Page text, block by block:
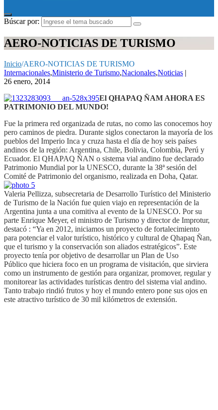
Búscar por:
AERO-NOTICIAS DE TURISMO
Inicio/AERO-NOTICIAS DE TURISMO
Internacionales,Ministerio de Turismo,Nacionales,Noticias |
26 enero, 2014
El QHAPAQ ÑAM AHORA ES
PATRIMONIO DEL MUNDO!
Fue la primera red organizada de rutas, no como las conocemos hoy
pero caminos de piedra. Durante siglos conectaron la mayoría de los
pueblos del Imperio Inca y cruza hasta el día de hoy seis países
andinos de la región: Argentina, Chile, Bolivia, Colombia, Perú y
Ecuador. El QHAPAQ ÑAN o sistema vial andino fue declarado
Patrimonio Mundial por la UNESCO, durante la 38ª sesión del
Comité de Patrimonio del organismo, realizada en Doha, Qatar.
Valeria Pellizza, subsecretaria de Desarrollo Turístico del Ministerio
de Turismo de la Nación fue quien viajo en representación de la
Argentina junta a una comitiva al evento de la UNESCO. Por su
parte Enrique Meyer, el ministro de Turismo y director de Improtur,
destacó : “Ya en 2012, iniciamos un proyecto de fortalecimiento
para potenciar el valor turístico, histórico y cultural de Qhapaq Ñan,
que el turismo y la conservación son aliados estratégicos”. Este
proyecto tenía por objetivo de desarrollar un Plan de Uso
Público que hiciera foco en un programa de visitación, que sirviera
como un instrumento de gestión para organizar, promover, regular y
monitorear las actividades turísticas dentro del sistema vial andino.
Tanto trabajo rindió frutos y hoy el mundo entero pone sus ojos en
este atractivo turístico de 30 mil kilómetros de extensión.